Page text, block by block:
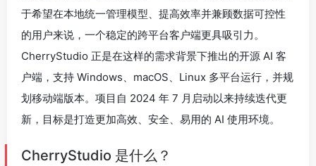
于希望在本地统一管理模型、提高效率并兼顾数据可控性
的用户来说，一个稳定的跨平台客户端更具吸引力。
CherryStudio 正是在这样的需求背景下推出的开源 AI 客
户端，支持 Windows、macOS、Linux 多平台运行，并规
划移动端版本。项目自 2024 年 7 月启动以来持续迭代更
新，目标是打造更加高效、安全、易用的 AI 使用环境。
CherryStudio 是什么？